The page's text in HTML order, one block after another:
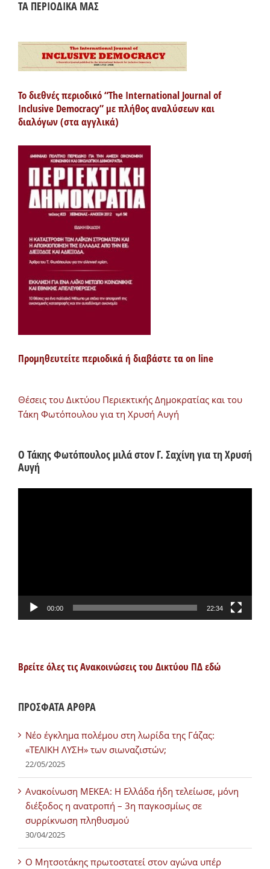
ΤΑ ΠΕΡΙΟΔΙΚΑ ΜΑΣ
Το διεθνές περιοδικό “The International Journal of
Inclusive Democracy” με πλήθος αναλύσεων και
διαλόγων (στα αγγλικά)
Προμηθευτείτε περιοδικά ή διαβάστε τα on line
Θέσεις του Δικτύου Περιεκτικής Δημοκρατίας και του
Τάκη Φωτόπουλου για τη Χρυσή Αυγή
Ο Τάκης Φωτόπουλος μιλά στον Γ. Σαχίνη για τη Χρυσή
Αυγή
00:00 22:34
Βρείτε όλες τις Ανακοινώσεις του Δικτύου ΠΔ εδώ
ΠΡΟΣΦΑΤΑ ΑΡΘΡΑ
Νέο έγκλημα πολέμου στη λωρίδα της Γάζας:
«ΤΕΛΙΚΗ ΛΥΣΗ» των σιωναζιστών;
22/05/2025
Ανακοίνωση ΜΕΚΕΑ: Η Ελλάδα ήδη τελείωσε, μόνη
διέξοδος η ανατροπή – 3η παγκοσμίως σε
συρρίκνωση πληθυσμού
30/04/2025
Ο Μητσοτάκης πρωτοστατεί στον αγώνα υπέρ